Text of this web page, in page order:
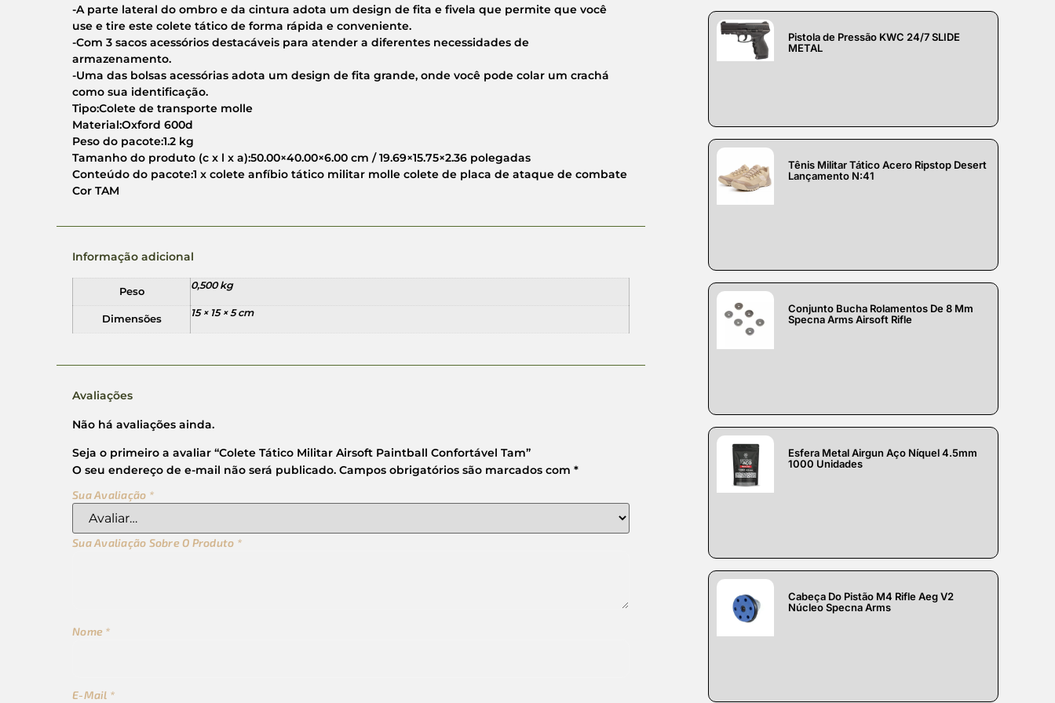
-A parte lateral do ombro e da cintura adota um design de fita e fivela que permite que você
use e tire este colete tático de forma rápida e conveniente.
-Com 3 sacos acessórios destacáveis para atender a diferentes necessidades de
armazenamento.
-Uma das bolsas acessórias adota um design de fita grande, onde você pode colar um crachá
como sua identificação.
Tipo:Colete de transporte molle
Material:Oxford 600d
Peso do pacote:1.2 kg
Tamanho do produto (c x l x a):50.00×40.00×6.00 cm / 19.69×15.75×2.36 polegadas
Conteúdo do pacote:1 x colete anfíbio tático militar molle colete de placa de ataque de combate
Cor TAM
Informação adicional
Peso
0,500 kg
Dimensões
15 × 15 × 5 cm
Avaliações
Não há avaliações ainda.
Seja o primeiro a avaliar “Colete Tático Militar Airsoft Paintball Confortável Tam”
O seu endereço de e-mail não será publicado. Campos obrigatórios são marcados com *
Sua Avaliação *
Sua Avaliação Sobre O Produto *
Nome *
E-Mail *
Pistola de Pressão KWC 24/7 SLIDE
METAL
Tênis Militar Tático Acero Ripstop Desert
Lançamento N:41
Conjunto Bucha Rolamentos De 8 Mm
Specna Arms Airsoft Rifle
Esfera Metal Airgun Aço Níquel 4.5mm
1000 Unidades
Cabeça Do Pistão M4 Rifle Aeg V2
Núcleo Specna Arms